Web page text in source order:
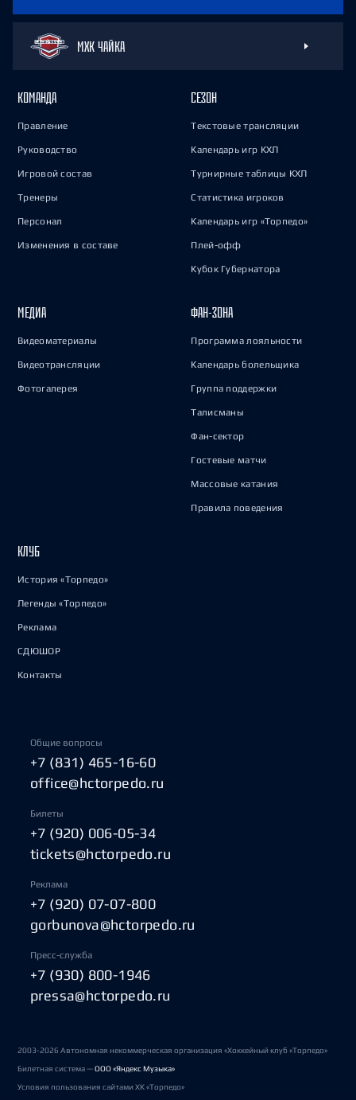
МХК ЧАЙКА
КОМАНДА
Правление
Руководство
Игровой состав
Тренеры
Персонал
Изменения в составе
СЕЗОН
Текстовые трансляции
Календарь игр КХЛ
Турнирные таблицы КХЛ
Статистика игроков
Календарь игр «Торпедо»
Плей-офф
Кубок Губернатора
МЕДИА
Видеоматериалы
Видеотрансляции
Фотогалерея
ФАН-ЗОНА
Программа лояльности
Календарь болельщика
Группа поддержки
Талисманы
Фан-сектор
Гостевые матчи
Массовые катания
Правила поведения
КЛУБ
История «Торпедо»
Легенды «Торпедо»
Реклама
СДЮШОР
Контакты
Общие вопросы
+7 (831) 465-16-60
office@hctorpedo.ru
Билеты
+7 (920) 006-05-34
tickets@hctorpedo.ru
Реклама
+7 (920) 07-07-800
gorbunova@hctorpedo.ru
Пресс-служба
+7 (930) 800-1946
pressa@hctorpedo.ru
2003-2026 Автономная некоммерческая организация «Хоккейный клуб «Торпедо»
Билетная система —ООО «Яндекс Музыка»
Условия пользования сайтами ХК «Торпедо»